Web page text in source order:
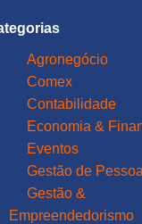
Agronegócio
Comex
Contabilidade
Economia &
Eventos
Gestão de
Gestão &
Empreendedorismo